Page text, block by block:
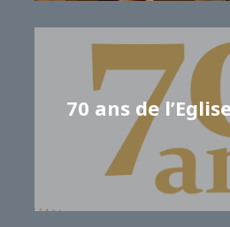
70 ans de